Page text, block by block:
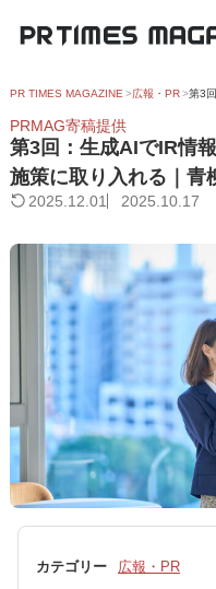
PR TIMES MAGAZINE 広報・PR
PRMAG寄稿提供
第3回：生成AIでIR情
施策に取り入れる｜青
2025.12.01 2025.10.17
カテゴリー 広報・PR